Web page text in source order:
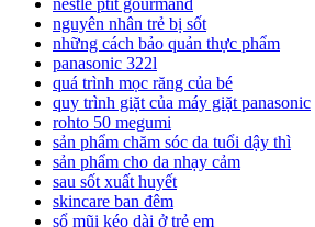
nestle ptit gourmand
nguyên nhân trẻ bị sốt
những cách bảo quản thực phẩm
panasonic 322l
quá trình mọc răng của bé
quy trình giặt của máy giặt panasonic
rohto 50 megumi
sản phẩm chăm sóc da tuổi dậy thì
sản phẩm cho da nhạy cảm
sau sốt xuất huyết
skincare ban đêm
sổ mũi kéo dài ở trẻ em